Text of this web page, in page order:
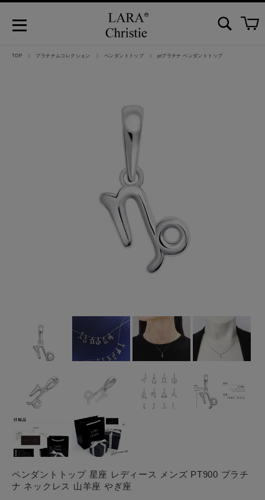
TOP プラチナムコレクション ペンダントトップ ptプラチナ ペンダントトップ
ペンダントトップ 星座 レディース メンズ PT900 プラチ
ナ ネックレス 山羊座 やぎ座